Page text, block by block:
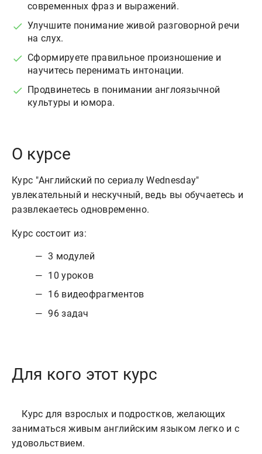
современных фраз и выражений.
Улучшите понимание живой разговорной речи
на слух.
Сформируете правильное произношение и
научитесь перенимать интонации.
Продвинетесь в понимании англоязычной
культуры и юмора.
О курсе
Курс "Английский по сериалу Wednesday"
увлекательный и нескучный, ведь вы обучаетесь и
развлекаетесь одновременно.
Курс состоит из:
3 модулей
10 уроков
16 видеофрагментов
96 задач
Для кого этот курс
заниматься живым английским языком легко и с